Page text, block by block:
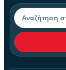
Αναζήτηση